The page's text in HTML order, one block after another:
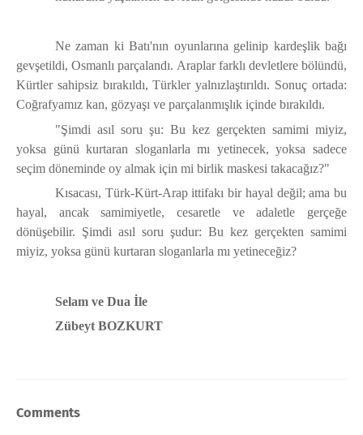
Ne zaman ki Batı'nın oyunlarına gelinip kardeşlik bağı
gevşetildi, Osmanlı parçalandı. Araplar farklı devletlere bölündü,
Kürtler sahipsiz bırakıldı, Türkler yalnızlaştırıldı. Sonuç ortada:
Coğrafyamız kan, gözyaşı ve parçalanmışlık içinde bırakıldı.
"Şimdi asıl soru şu: Bu kez gerçekten samimi miyiz,
yoksa günü kurtaran sloganlarla mı yetinecek, yoksa sadece
seçim döneminde oy almak için mi birlik maskesi takacağız?"
Kısacası, Türk-Kürt-Arap ittifakı bir hayal değil; ama bu
hayal, ancak samimiyetle, cesaretle ve adaletle gerçeğe
dönüşebilir. Şimdi asıl soru şudur: Bu kez gerçekten samimi
miyiz, yoksa günü kurtaran sloganlarla mı yetineceğiz?
Selam ve Dua İle
Zübeyt BOZKURT
Comments